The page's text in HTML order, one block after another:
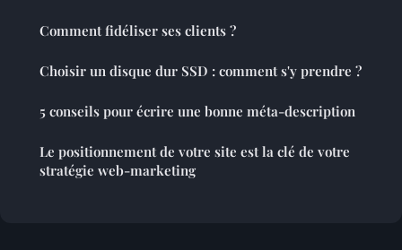
Comment fidéliser ses clients ?
Choisir un disque dur SSD : comment s'y prendre ?
5 conseils pour écrire une bonne méta-description
Le positionnement de votre site est la clé de votre
stratégie web-marketing